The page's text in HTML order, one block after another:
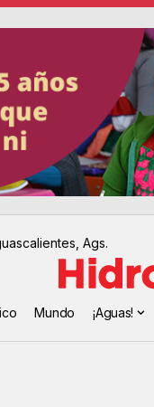
Ags.
Mundo ¡Aguas!